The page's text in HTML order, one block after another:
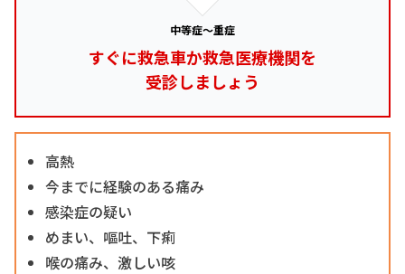
中等症～重症
すぐに救急車か救急医療機関を
受診しましょう
高熱
今までに経験のある痛み
感染症の疑い
めまい、嘔吐、下痢
喉の痛み、激しい咳